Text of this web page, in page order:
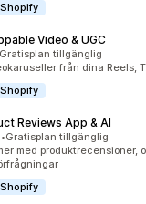
Video & UGC
totalt
Gratisplan tillgänglig
från dina Reels,
Reviews App & AI
totalt
•Gratisplan tillgänglig
med produktrecensioner,